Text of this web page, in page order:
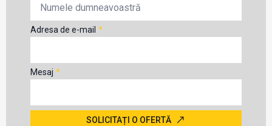
Adresa de e-mail *
Mesaj *
SOLICITAȚI O OFERTĂ